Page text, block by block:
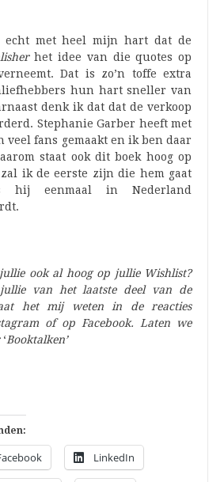
echt met heel mijn hart dat de
het idee van die quotes op
Dat is zo’n toffe extra
hun hart sneller van
denk ik dat dat de verkoop
Stephanie Garber heeft met
veel fans gemaakt en ik ben daar
staat ook dit boek hoog op
ik de eerste zijn die hem gaat
hij eenmaal in Nederland
ook al hoog op jullie Wishlist?
van het laatste deel van de
het mij weten in de reacties
of op Facebook. Laten we
‘Booktalken’
LinkedIn